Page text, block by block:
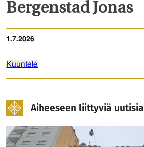
Kirkot
Tule mukaan
Hautausmaa
Yhteystiedot
Bergenstad Jonas
1.7.2026
Kuuntele
Aiheeseen liittyviä uutisia